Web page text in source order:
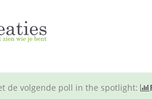
de volgende poll in the spotlight: